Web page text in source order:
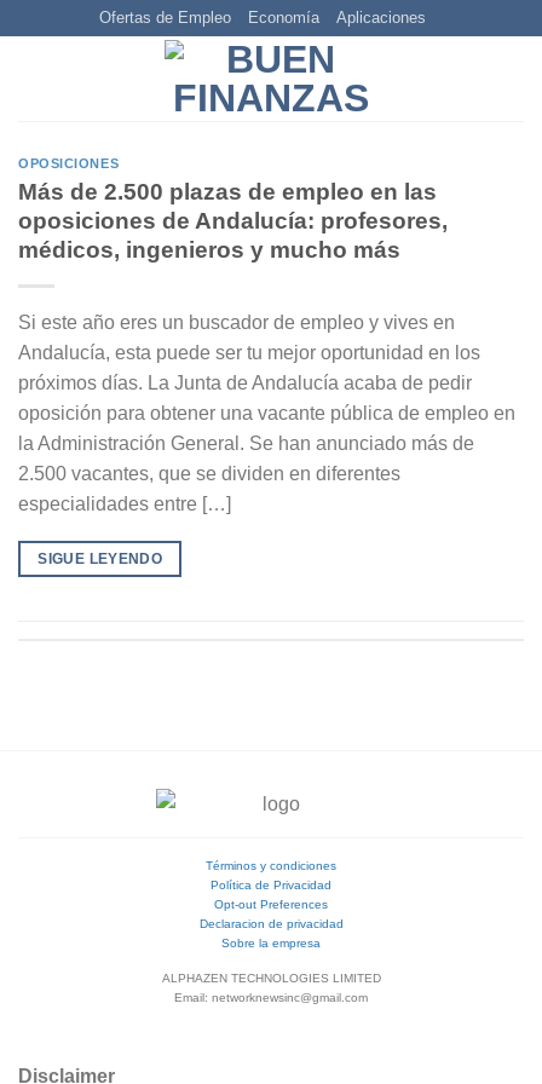
Ofertas de Empleo Economía Aplicaciones
OPOSICIONES
Más de 2.500 plazas de empleo en las
oposiciones de Andalucía: profesores,
médicos, ingenieros y mucho más
Si este año eres un buscador de empleo y vives en
Andalucía, esta puede ser tu mejor oportunidad en los
próximos días. La Junta de Andalucía acaba de pedir
oposición para obtener una vacante pública de empleo en
la Administración General. Se han anunciado más de
2.500 vacantes, que se dividen en diferentes
especialidades entre […]
SIGUE LEYENDO
Términos y condiciones
Política de Privacidad
Opt-out Preferences
Declaracion de privacidad
Sobre la empresa
ALPHAZEN TECHNOLOGIES LIMITED
Email: networknewsinc@gmail.com
Disclaimer